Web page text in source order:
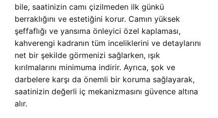
bile, saatinizin camı çizilmeden ilk günkü
berraklığını ve estetiğini korur. Camın yüksek
şeffaflığı ve yansıma önleyici özel kaplaması,
kahverengi kadranın tüm inceliklerini ve detaylarını
net bir şekilde görmenizi sağlarken, ışık
kırılmalarını minimuma indirir. Ayrıca, şok ve
darbelere karşı da önemli bir koruma sağlayarak,
saatinizin değerli iç mekanizmasını güvence altına
alır.